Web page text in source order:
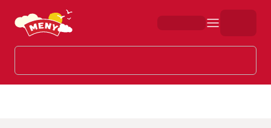
Hopp til hovedinnhold